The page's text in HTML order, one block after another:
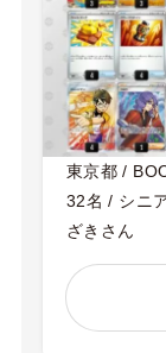
東京都 /
32名 / シニ
ざきさん